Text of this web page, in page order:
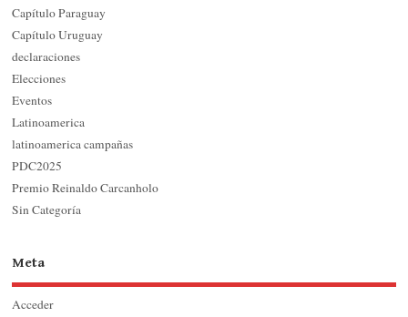
Capítulo Paraguay
Capítulo Uruguay
declaraciones
Elecciones
Eventos
Latinoamerica
latinoamerica campañas
PDC2025
Premio Reinaldo Carcanholo
Sin Categoría
Meta
Acceder